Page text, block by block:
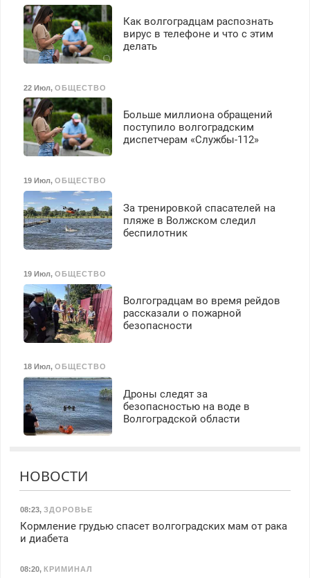
Как волгоградцам распознать
вирус в телефоне и что с этим
делать
22 Июл, ОБЩЕСТВО
Больше миллиона обращений
поступило волгоградским
диспетчерам «Службы-112»
19 Июл, ОБЩЕСТВО
За тренировкой спасателей на
пляже в Волжском следил
беспилотник
19 Июл, ОБЩЕСТВО
Волгоградцам во время рейдов
рассказали о пожарной
безопасности
18 Июл, ОБЩЕСТВО
Дроны следят за
безопасностью на воде в
Волгоградской области
НОВОСТИ
08:23, ЗДОРОВЬЕ
Кормление грудью спасет волгоградских мам от рака
и диабета
08:20, КРИМИНАЛ